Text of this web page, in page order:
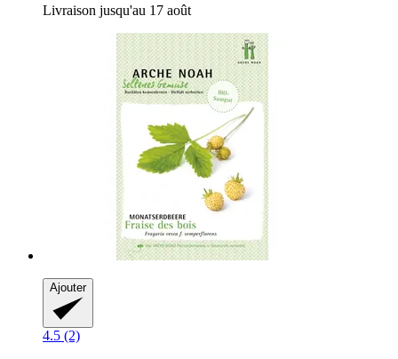
Livraison jusqu'au 17 août
Ajouter
4.5 (2)